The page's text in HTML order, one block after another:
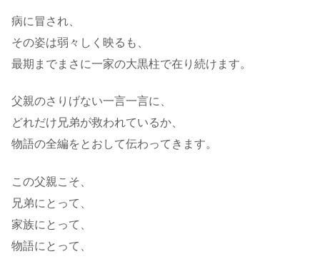
病に冒され、
その姿は弱々しく映るも、
最期までまさに一家の大黒柱で在り続けます。
父親のさりげない一言一言に、
どれだけ兄弟が救われているか、
物語の全編をとおして伝わってきます。
この父親こそ、
兄弟にとって、
家族にとって、
物語にとって、